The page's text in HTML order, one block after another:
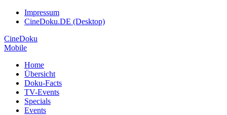
Impressum
CineDoku.DE (Desktop)
CineDoku
Mobile
Home
Übersicht
Doku-Facts
TV-Events
Specials
Events